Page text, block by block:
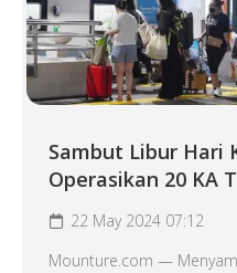
Sambut Libur Hari
Operasikan 20 KA
22 May 2024 07:12
Mounture.com —